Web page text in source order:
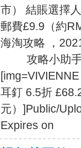
市） 結賬選擇
郵費£9.9（約
海淘攻略 ，
攻略小助手
耳釘 6.5折
元）]Public/
Expires on